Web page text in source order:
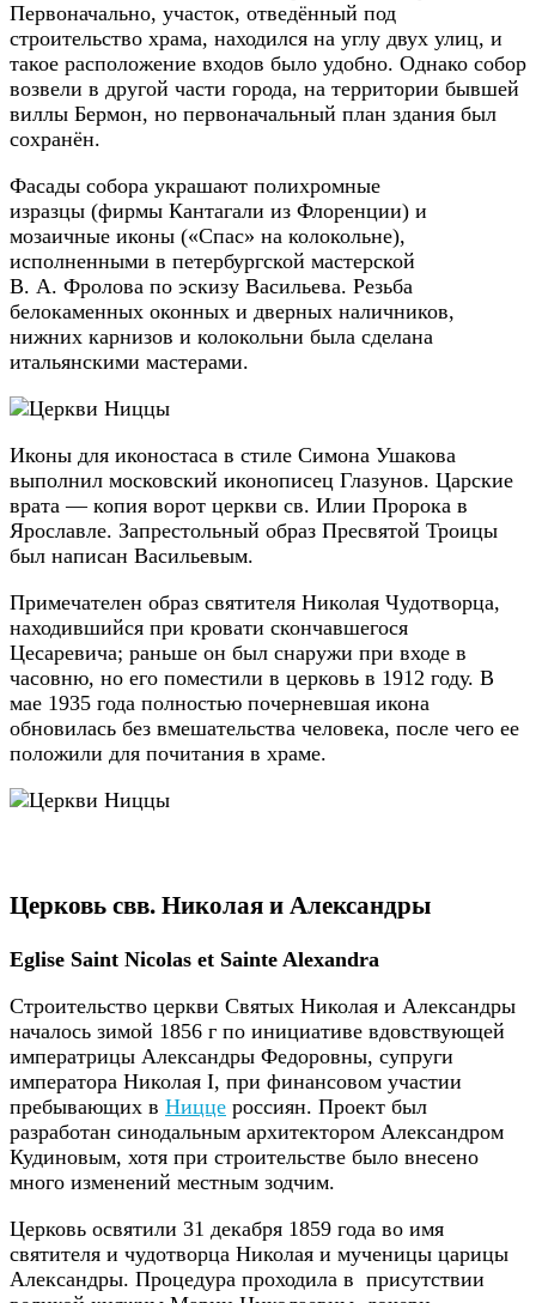
Первоначально, участок, отведённый под
строительство храма, находился на углу двух улиц, и
такое расположение входов было удобно. Однако собор
возвели в другой части города, на территории бывшей
виллы Бермон, но первоначальный план здания был
сохранён.
Фасады собора украшают полихромные
изразцы (фирмы Кантагали из Флоренции) и
мозаичные иконы («Спас» на колокольне),
исполненными в петербургской мастерской
В. А. Фролова по эскизу Васильева. Резьба
белокаменных оконных и дверных наличников,
нижних карнизов и колокольни была сделана
итальянскими мастерами.
Иконы для иконостаса в стиле Симона Ушакова
выполнил московский иконописец Глазунов. Царские
врата — копия ворот церкви св. Илии Пророка в
Ярославле. Запрестольный образ Пресвятой Троицы
был написан Васильевым.
Примечателен образ святителя Николая Чудотворца,
находившийся при кровати скончавшегося
Цесаревича; раньше он был снаружи при входе в
часовню, но его поместили в церковь в 1912 году. В
мае 1935 года полностью почерневшая икона
обновилась без вмешательства человека, после чего ее
положили для почитания в храме.
Церковь свв. Николая и Александры
Eglise Saint Nicolas et Sainte Alexandra
Строительство церкви Святых Николая и Александры
началось зимой 1856 г по инициативе вдовствующей
императрицы Александры Федоровны, супруги
императора Николая I, при финансовом участии
пребывающих в Ницце россиян. Проект был
разработан синодальным архитектором Александром
Кудиновым, хотя при строительстве было внесено
много изменений местным зодчим.
Церковь освятили 31 декабря 1859 года во имя
святителя и чудотворца Николая и мученицы царицы
Александры. Процедура проходила в присутствии